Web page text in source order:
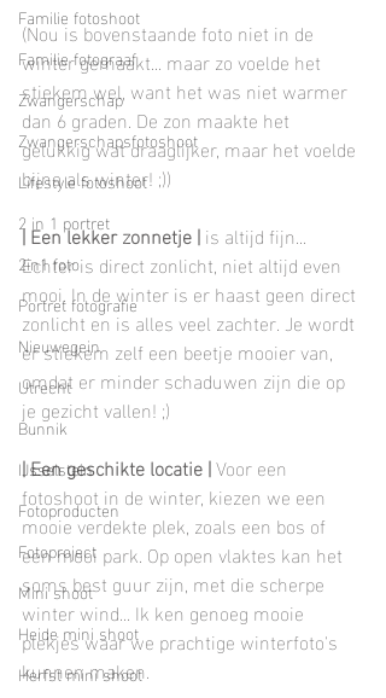
Familie fotoshoot
Familie fotograaf
Zwangerschap
Zwangerschapsfotoshoot
Lifestyle fotoshoot
2 in 1 portret
2in1 foto
Portret fotografie
Nieuwegein
Utrecht
Bunnik
IJsselstein
Fotoproducten
Fotoproject
Mini shoot
Heide mini shoot
Herfst mini shoot
(Nou is bovenstaande foto niet in de
winter gemaakt... maar zo voelde het
stiekem wel, want het was niet warmer
dan 6 graden. De zon maakte het
gelukkig wat draaglijker, maar het voelde
bijna als winter! ;))
| Een lekker zonnetje | is altijd fijn...
Echter is direct zonlicht, niet altijd even
mooi. In de winter is er haast geen direct
zonlicht en is alles veel zachter. Je wordt
er stiekem zelf een beetje mooier van,
omdat er minder schaduwen zijn die op
je gezicht vallen! ;)
| Een geschikte locatie | Voor een
fotoshoot in de winter, kiezen we een
mooie verdekte plek, zoals een bos of
een mooi park. Op open vlaktes kan het
soms best guur zijn, met die scherpe
winter wind... Ik ken genoeg mooie
plekjes waar we prachtige winterfoto's
kunnen maken.